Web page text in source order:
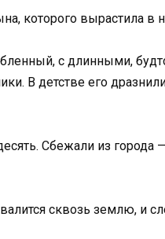
которого вырастила в
с длинными,
В детстве его
Сбежали из города
сквозь землю, и